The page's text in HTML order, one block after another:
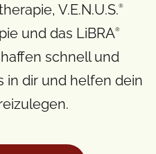
V.E.N.U.S.®
und das LiBRA®
schnell und
in dir und helfen dein